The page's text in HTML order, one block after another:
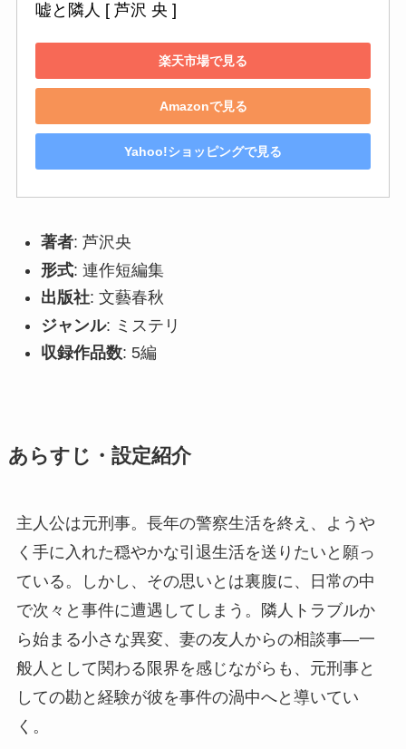
嘘と隣人 [ 芦沢 央 ]
楽天市場で見る
Amazonで見る
Yahoo!ショッピングで見る
著者: 芦沢央
形式: 連作短編集
出版社: 文藝春秋
ジャンル: ミステリ
収録作品数: 5編
あらすじ・設定紹介
主人公は元刑事。長年の警察生活を終え、ようや
く手に入れた穏やかな引退生活を送りたいと願っ
ている。しかし、その思いとは裏腹に、日常の中
で次々と事件に遭遇してしまう。隣人トラブルか
ら始まる小さな異変、妻の友人からの相談事—一
般人として関わる限界を感じながらも、元刑事と
しての勘と経験が彼を事件の渦中へと導いてい
く。